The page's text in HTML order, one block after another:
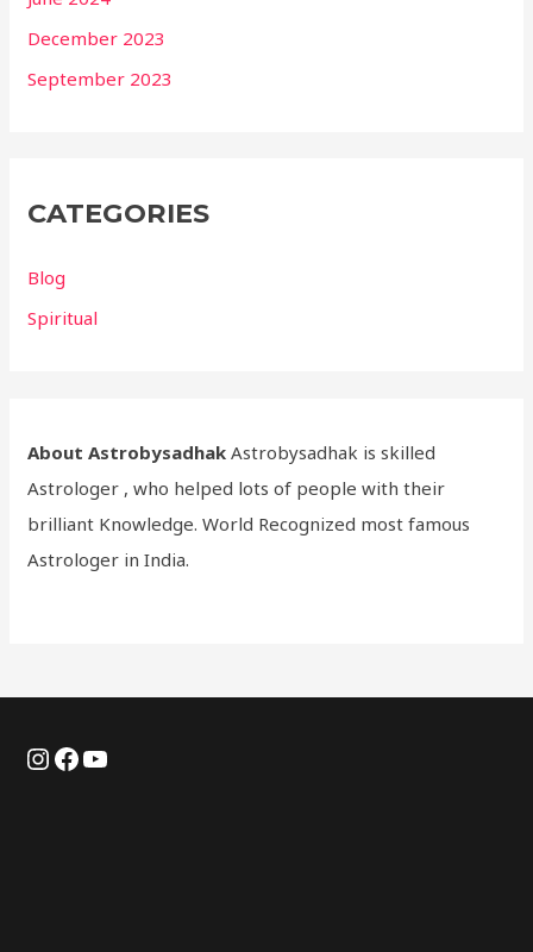
December 2023
September 2023
CATEGORIES
Blog
Spiritual
About Astrobysadhak Astrobysadhak is skilled
Astrologer , who helped lots of people with their
brilliant Knowledge. World Recognized most famous
Astrologer in India.